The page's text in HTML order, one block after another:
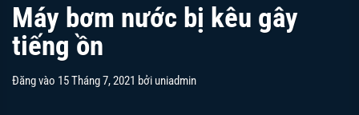
Máy bơm nước bị kêu gây
tiếng ồn
Đăng vào 15 Tháng 7, 2021 bởi uniadmin